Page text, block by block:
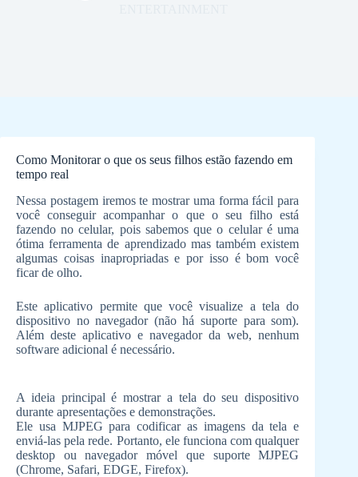
Como Monitorar o que os seus filhos estão fazendo em
tempo real
Nessa postagem iremos te mostrar uma forma fácil para
você conseguir acompanhar o que o seu filho está
fazendo no celular, pois sabemos que o celular é uma
ótima ferramenta de aprendizado mas também existem
algumas coisas inapropriadas e por isso é bom você
ficar de olho.
Este aplicativo permite que você visualize a tela do
dispositivo no navegador (não há suporte para som).
Além deste aplicativo e navegador da web, nenhum
software adicional é necessário.
A ideia principal é mostrar a tela do seu dispositivo
durante apresentações e demonstrações.
Ele usa MJPEG para codificar as imagens da tela e
enviá-las pela rede. Portanto, ele funciona com qualquer
desktop ou navegador móvel que suporte MJPEG
(Chrome, Safari, EDGE, Firefox).